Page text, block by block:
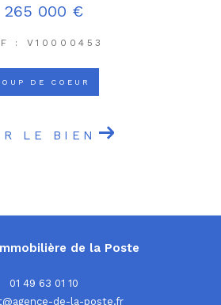
265 000 €
: V10000453
DE COEUR
LE BIEN
de la Poste
01 49 63 01 10
de-la-poste.fr